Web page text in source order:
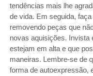
tendências mais lhe
de vida. Em seguida,
removendo peças que
novas aquisições.
estejam em alta e que
maneiras. Lembre-se de
forma de autoexpressão,